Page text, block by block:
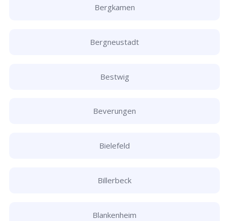
Bergkamen
Bergneustadt
Bestwig
Beverungen
Bielefeld
Billerbeck
Blankenheim